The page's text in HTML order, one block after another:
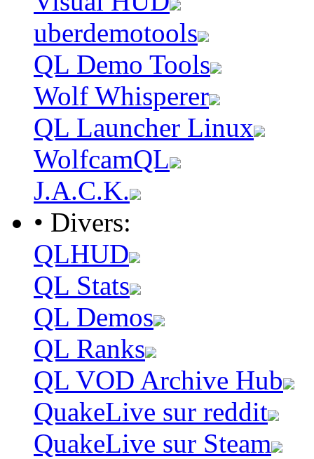
uberdemotools
QL Demo Tools
Wolf Whisperer
QL Launcher Linux
WolfcamQL
J.A.C.K.
• Divers:
QLHUD
QL Stats
QL Demos
QL Ranks
QL VOD Archive Hub
QuakeLive sur reddit
QuakeLive sur Steam